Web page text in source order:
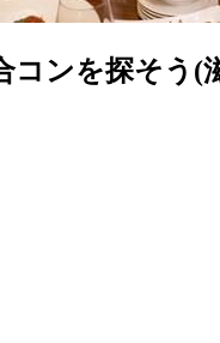
コンを探そう(